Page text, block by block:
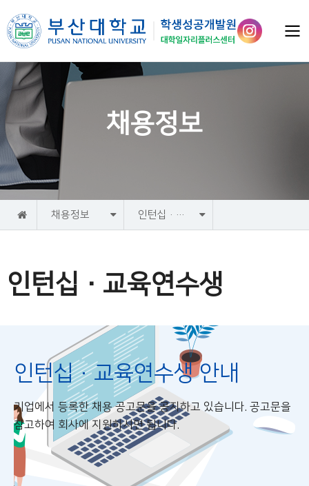
채용정보
홈 채용정보 인턴십·교육연수생
인턴십·교육연수생
인턴십·교육연수생 안내
기업에서 등록한 채용 공고문을 공지하고 있습니다. 공고문을
참고하여 회사에 지원하시면 됩니다.